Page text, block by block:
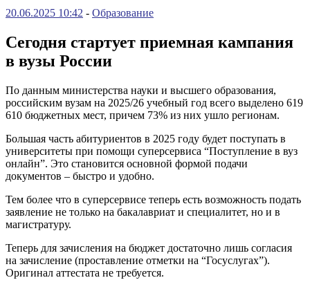
20.06.2025 10:42 - Образование
Сегодня стартует приемная кампания
в вузы России
По данным министерства науки и высшего образования,
российским вузам на 2025/26 учебный год всего выделено 619
610 бюджетных мест, причем 73% из них ушло регионам.
Большая часть абитуриентов в 2025 году будет поступать в
университеты при помощи суперсервиса “Поступление в вуз
онлайн”. Это становится основной формой подачи
документов – быстро и удобно.
Тем более что в суперсервисе теперь есть возможность подать
заявление не только на бакалавриат и специалитет, но и в
магистратуру.
Теперь для зачисления на бюджет достаточно лишь согласия
на зачисление (проставление отметки на “Госуслугах”).
Оригинал аттестата не требуется.